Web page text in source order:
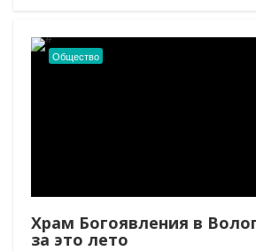
Общество
Храм Богоявления в
за это лето